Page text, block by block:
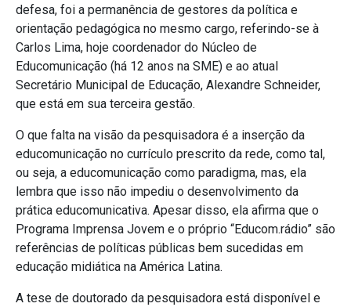
defesa, foi a permanência de gestores da política e
orientação pedagógica no mesmo cargo, referindo-se à
Carlos Lima, hoje coordenador do Núcleo de
Educomunicação (há 12 anos na SME) e ao atual
Secretário Municipal de Educação, Alexandre Schneider,
que está em sua terceira gestão.
O que falta na visão da pesquisadora é a inserção da
educomunicação no currículo prescrito da rede, como tal,
ou seja, a educomunicação como paradigma, mas, ela
lembra que isso não impediu o desenvolvimento da
prática educomunicativa. Apesar disso, ela afirma que o
Programa Imprensa Jovem e o próprio “Educom.rádio” são
referências de políticas públicas bem sucedidas em
educação midiática na América Latina.
A tese de doutorado da pesquisadora está disponível e